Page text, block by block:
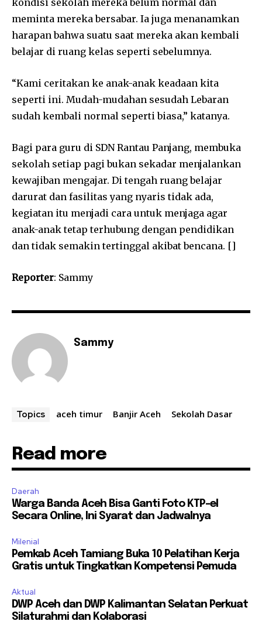
kondisi sekolah mereka belum normal dan
meminta mereka bersabar. Ia juga menanamkan
harapan bahwa suatu saat mereka akan kembali
belajar di ruang kelas seperti sebelumnya.
“Kami ceritakan ke anak-anak keadaan kita
seperti ini. Mudah-mudahan sesudah Lebaran
sudah kembali normal seperti biasa,” katanya.
Bagi para guru di SDN Rantau Panjang, membuka
sekolah setiap pagi bukan sekadar menjalankan
kewajiban mengajar. Di tengah ruang belajar
darurat dan fasilitas yang nyaris tidak ada,
kegiatan itu menjadi cara untuk menjaga agar
anak-anak tetap terhubung dengan pendidikan
dan tidak semakin tertinggal akibat bencana. []
Reporter: Sammy
Sammy
Topics aceh timur Banjir Aceh Sekolah Dasar
Read more
Daerah
Warga Banda Aceh Bisa Ganti Foto KTP-el
Secara Online, Ini Syarat dan Jadwalnya
Milenial
Pemkab Aceh Tamiang Buka 10 Pelatihan Kerja
Gratis untuk Tingkatkan Kompetensi Pemuda
Aktual
DWP Aceh dan DWP Kalimantan Selatan Perkuat
Silaturahmi dan Kolaborasi